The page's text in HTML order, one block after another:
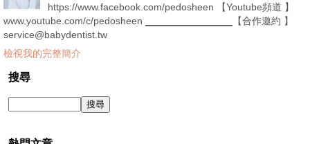
https://www.facebook.com/pedosheen 【Youtube頻道 】
www.youtube.com/c/pedosheen ▁▁▁▁▁▁▁▁▁【合作邀約 】
service@babydentist.tw
檢視我的完整簡介
搜尋